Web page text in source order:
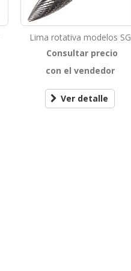
Lima rotativa modelos SG
Consultar precio
con el vendedor
Ver detalle